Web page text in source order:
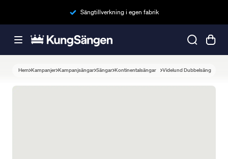
Sängtillverkning i egen fabrik
Hem Kampanjer Kampanjsängar Sängar Kontinentalsängar Videlund Dubbelsäng